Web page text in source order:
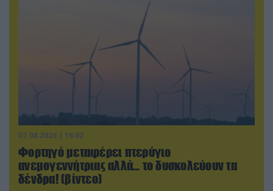
07.08.2026 | 16:02
Φορτηγό μεταφέρει πτερύγιο
ανεμογεννήτριας αλλά… το δυσκολεύουν τα
δένδρα! (βίντεο)